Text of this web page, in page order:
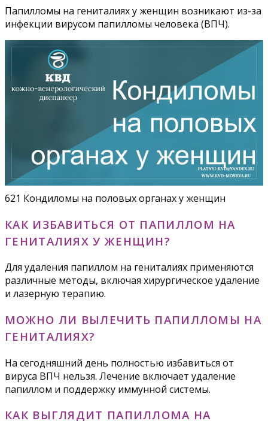
Папилломы на гениталиях у женщин возникают из-за
инфекции вирусом папилломы человека (ВПЧ).
621 Кондиломы на половых органах у женщин
КАК ИЗБАВИТЬСЯ ОТ ПАПИЛЛОМ НА
ГЕНИТАЛИЯХ У ЖЕНЩИН?
Для удаления папиллом на гениталиях применяются
различные методы, включая хирургическое удаление
и лазерную терапию.
МОЖНО ЛИ ВЫЛЕЧИТЬ ПАПИЛЛОМЫ НА
ГЕНИТАЛИЯХ?
На сегодняшний день полностью избавиться от
вируса ВПЧ нельзя. Лечение включает удаление
папиллом и поддержку иммунной системы.
КАК ВЫГЛЯДИТ ПАПИЛЛОМА НА